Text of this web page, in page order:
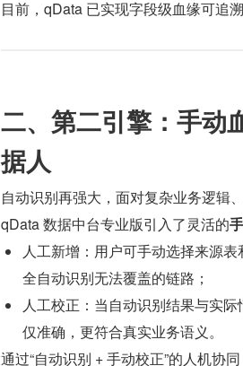
目前，qData 已实现字段级血缘可追
二、第二引擎：手动
据人
自动识别再强大，面对复杂业务逻辑
qData 数据中台专业版引入了灵活的
人工新增：用户可手动选择来源
全自动识别无法覆盖的链路；
人工校正：当自动识别结果与实
仅准确，更符合真实业务语义。
通过“自动识别 + 手动校正”的人机协